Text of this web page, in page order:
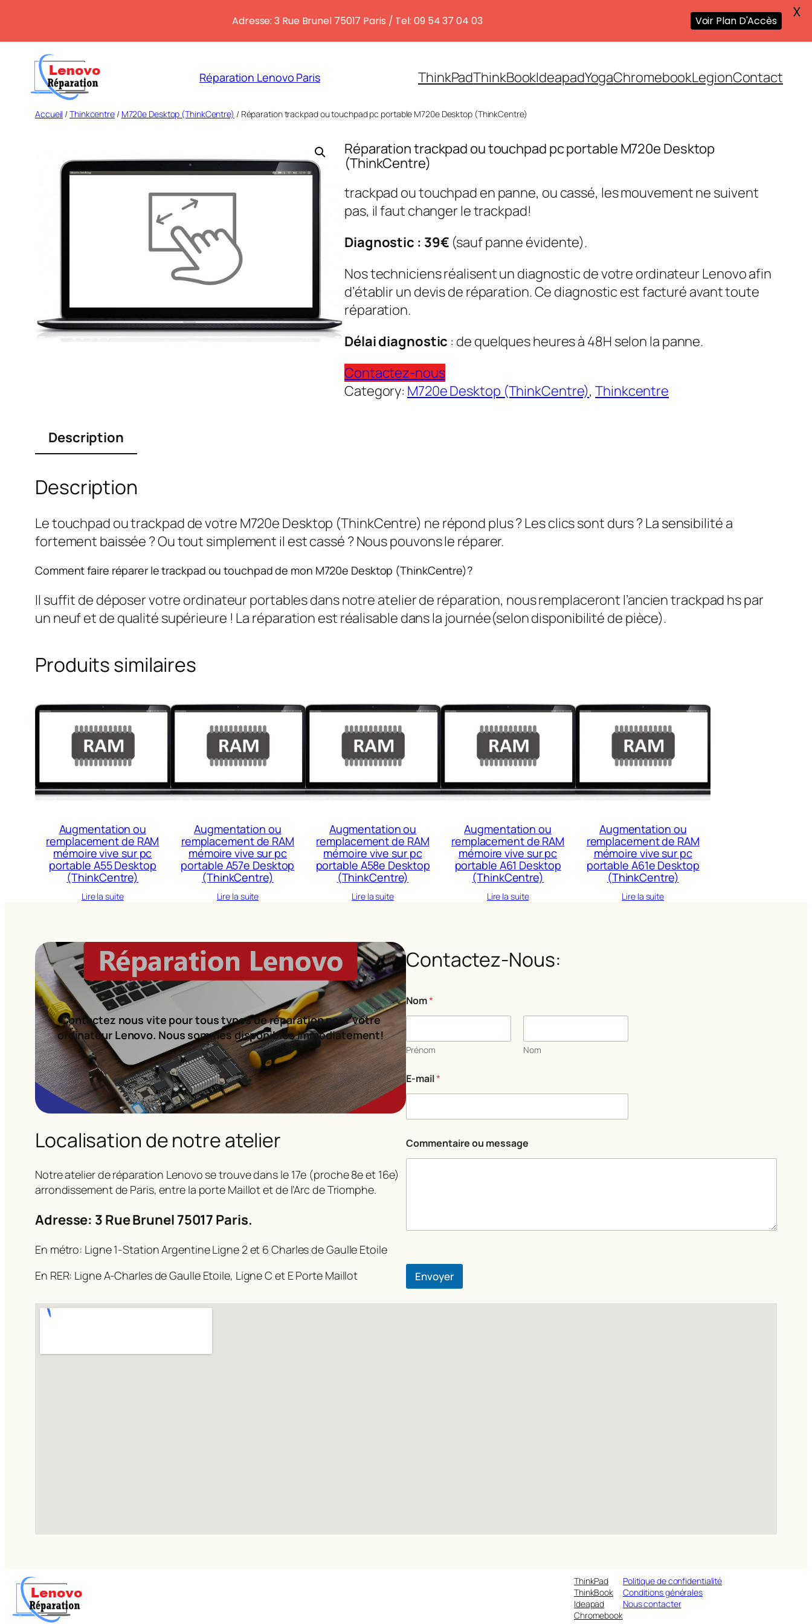
contenu
Réparation Lenovo Paris ThinkPadThinkBookIdeapadYogaChromebookLegionContact
Accueil /Thinkcentre/ M720e Desktop (ThinkCentre) / Réparation trackpad ou touchpad pc portable M720e Desktop (ThinkCentre)
Réparation trackpad ou touchpad pc portable M720e Desktop
(ThinkCentre)
trackpad ou touchpad en panne, ou cassé, les mouvement ne suivent
pas, il faut changer le trackpad!
Diagnostic : 39€ (sauf panne évidente).
Nos techniciens réalisent un diagnostic de votre ordinateur Lenovo afin
d’établir un devis de réparation. Ce diagnostic est facturé avant toute
réparation.
Délai diagnostic : de quelques heures à 48H selon la panne.
Contactez-nous
Category: M720e Desktop (ThinkCentre), Thinkcentre
Description
Description
Le touchpad ou trackpad de votre M720e Desktop (ThinkCentre) ne répond plus ? Les clics sont durs ? La sensibilité a
fortement baissée ? Ou tout simplement il est cassé ? Nous pouvons le réparer.
Comment faire réparer le trackpad ou touchpad de mon M720e Desktop (ThinkCentre)?
Il suffit de déposer votre ordinateur portables dans notre atelier de réparation, nous remplaceront l’ancien trackpad hs par
un neuf et de qualité supérieure ! La réparation est réalisable dans la journée(selon disponibilité de pièce).
Produits similaires
Augmentation ou
remplacement de RAM
mémoire vive sur pc
portable A55 Desktop
(ThinkCentre)
Lire la suite
Augmentation ou
remplacement de RAM
mémoire vive sur pc
portable A57e Desktop
(ThinkCentre)
Lire la suite
Augmentation ou
remplacement de RAM
mémoire vive sur pc
portable A58e Desktop
(ThinkCentre)
Lire la suite
Augmentation ou
remplacement de RAM
mémoire vive sur pc
portable A61 Desktop
(ThinkCentre)
Lire la suite
Augmentation ou
remplacement de RAM
mémoire vive sur pc
portable A61e Desktop
(ThinkCentre)
Lire la suite
Contactez nous vite pour tous types de réparation pour votre
ordinateur Lenovo. Nous sommes disponibles immédiatement!
Localisation de notre atelier
Notre atelier de réparation Lenovo se trouve dans le 17e (proche 8e et 16e)
arrondissement de Paris, entre la porte Maillot et de l’Arc de Triomphe.
Adresse: 3 Rue Brunel 75017 Paris.
En métro: Ligne 1-Station Argentine Ligne 2 et 6 Charles de Gaulle Etoile
En RER: Ligne A-Charles de Gaulle Etoile, Ligne C et E Porte Maillot
Contactez-Nous:
Nom*
Prénom Nom
o
u
E-mail*
Commentaire ou message
Envoyer
ThinkPad
ThinkBook
Ideapad
Chromebook
Politique de confidentialité
Conditions générales
Nous contacter
Adresse: 3 Rue Brunel 75017 Paris / Tel: 09 54 37 04 03 Voir Plan D'Accès X